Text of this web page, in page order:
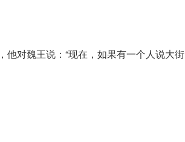
对魏王说：“现在，如果有一个人说大街